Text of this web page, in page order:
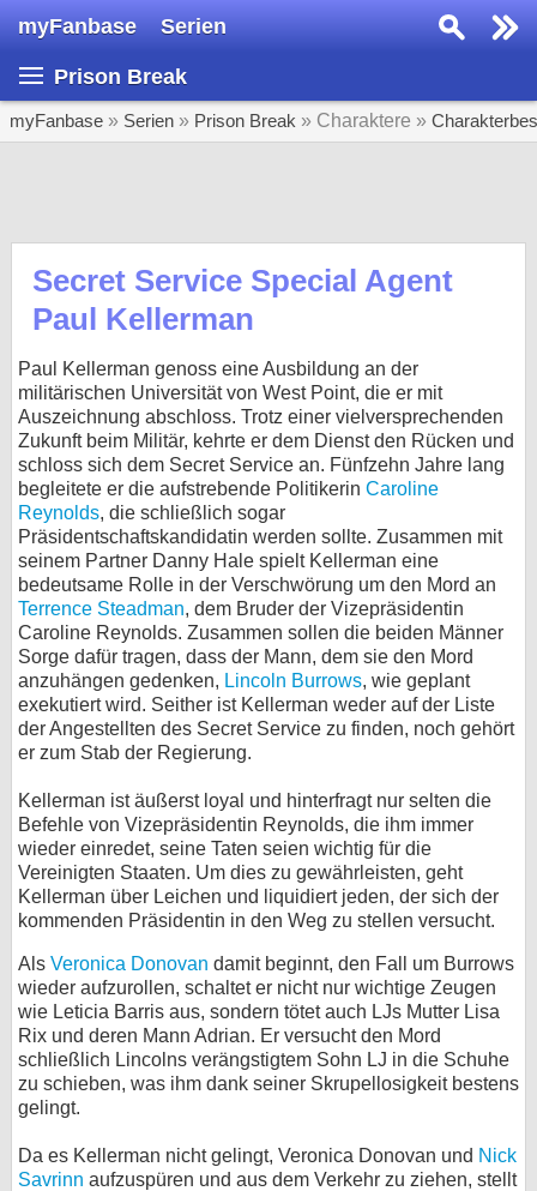
myFanbase Serien
Prison Break
myFanbase » Serien » Prison Break » Charaktere »
Secret Service Special Agent
Paul Kellerman
Paul Kellerman genoss eine Ausbildung an der
militärischen Universität von West Point, die er mit
Auszeichnung abschloss. Trotz einer vielversprechenden
Zukunft beim Militär, kehrte er dem Dienst den Rücken und
schloss sich dem Secret Service an. Fünfzehn Jahre lang
begleitete er die aufstrebende Politikerin Caroline
Reynolds, die schließlich sogar
Präsidentschaftskandidatin werden sollte. Zusammen mit
seinem Partner Danny Hale spielt Kellerman eine
bedeutsame Rolle in der Verschwörung um den Mord an
Terrence Steadman, dem Bruder der Vizepräsidentin
Caroline Reynolds. Zusammen sollen die beiden Männer
Sorge dafür tragen, dass der Mann, dem sie den Mord
anzuhängen gedenken, Lincoln Burrows, wie geplant
exekutiert wird. Seither ist Kellerman weder auf der Liste
der Angestellten des Secret Service zu finden, noch gehört
er zum Stab der Regierung.
Kellerman ist äußerst loyal und hinterfragt nur selten die
Befehle von Vizepräsidentin Reynolds, die ihm immer
wieder einredet, seine Taten seien wichtig für die
Vereinigten Staaten. Um dies zu gewährleisten, geht
Kellerman über Leichen und liquidiert jeden, der sich der
kommenden Präsidentin in den Weg zu stellen versucht.
Als Veronica Donovan damit beginnt, den Fall um Burrows
wieder aufzurollen, schaltet er nicht nur wichtige Zeugen
wie Leticia Barris aus, sondern tötet auch LJs Mutter Lisa
Rix und deren Mann Adrian. Er versucht den Mord
schließlich Lincolns verängstigtem Sohn LJ in die Schuhe
zu schieben, was ihm dank seiner Skrupellosigkeit bestens
gelingt.
Da es Kellerman nicht gelingt, Veronica Donovan und Nick
Savrinn aufzuspüren und aus dem Verkehr zu ziehen, stellt
SERIEN
Veranstaltungen
Specials
SERVICE
Gewinnspiele
Forum
bei X
bei Facebook
Kontakt
Nutzungsbedingungen
Datenschutz
Cookie-Einstellungen
Impressum
myFanbase